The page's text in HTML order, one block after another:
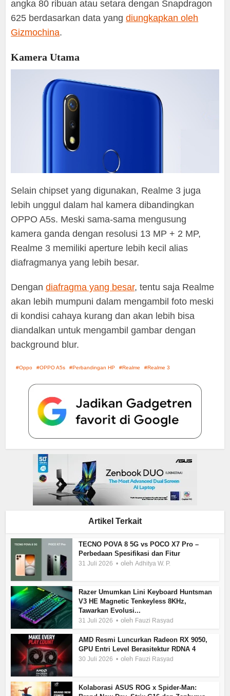
angka 80 ribuan atau setara dengan Snapdragon
625 berdasarkan data yangdiungkapkan oleh
Gizmochina.
Kamera Utama
Selain chipset yang digunakan, Realme 3 juga
lebih unggul dalam hal kamera dibandingkan
OPPO A5s. Meski sama-sama mengusung
kamera ganda dengan resolusi 13 MP + 2 MP,
Realme 3 memiliki aperture lebih kecil alias
diafragmanya yang lebih besar.
Dengandiafragma yang besar, tentu saja Realme
akan lebih mumpuni dalam mengambil foto meski
di kondisi cahaya kurang dan akan lebih bisa
diandalkan untuk mengambil gambar dengan
background blur.
Oppo OPPO A5s Perbandingan HP Realme Realme 3
Artikel Terkait
TECNO POVA 8 5G vs POCO X7 Pro –
Perbedaan Spesifikasi dan Fitur
31 Juli 2026 olehAdhitya W. P.
Razer Umumkan Lini Keyboard Huntsman
V3 HE Magnetic Tenkeyless 8KHz,
Tawarkan Evolusi...
31 Juli 2026 oleh Fauzi Rasyad
AMD Resmi Luncurkan Radeon RX 9050,
GPU Entri Level Berasitektur RDNA 4
30 Juli 2026 oleh Fauzi Rasyad
Kolaborasi ASUS ROG x Spider-Man: